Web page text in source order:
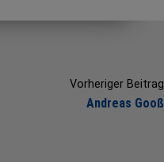
Vorheriger Beitrag
Andreas Gooß